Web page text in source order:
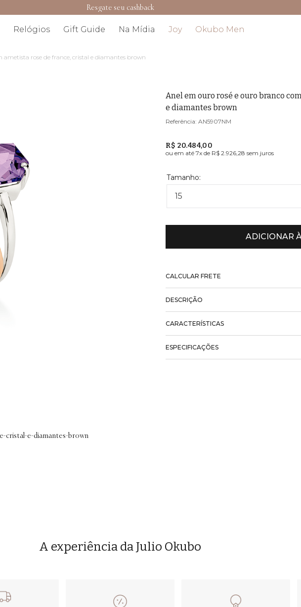
Resgate seu cashback
Relógios Gift Guide Na Mídia Joy Okubo Men
ametista rose de france, cristal e diamantes brown
Anel em ouro rosé e ouro branco
e diamantes brown
AN5907NM
R$ 20.484,00
ou em até7x de R$ 2.926,28 sem juros
15
ADICIONAR
CALCULAR FRETE
DESCRIÇÃO
CARACTERÍSTICAS
ESPECIFICAÇÕES
A experiência da Julio Okubo